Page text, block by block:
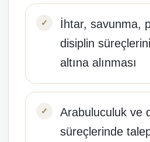
İhtar, savunma,
disiplin
altına alınması
Arabuluculuk ve
süreçlerinde